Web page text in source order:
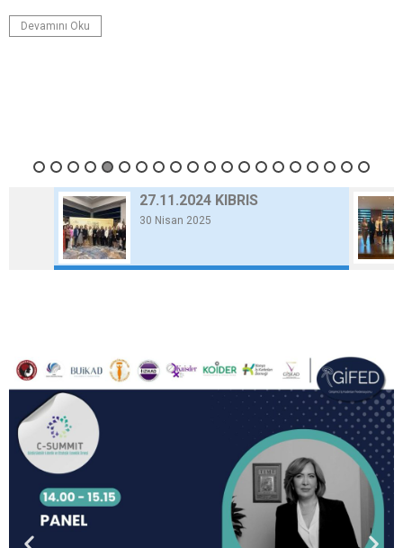
Devamını Oku
27.11.2024 KIBRIS
30 Nisan 2025